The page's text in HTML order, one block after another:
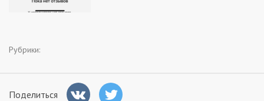
Рубрики:
Поделиться